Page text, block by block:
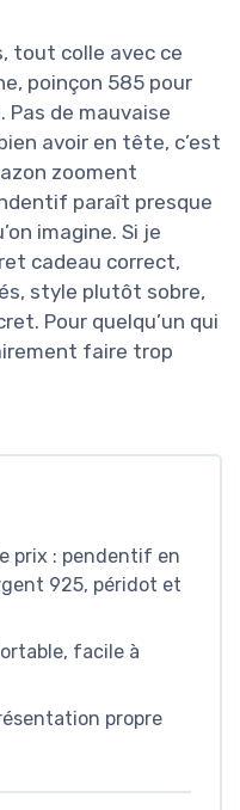
tout colle avec ce
poinçon 585 pour
Pas de mauvaise
avoir en tête, c’est
zooment
paraît presque
imagine. Si je
cadeau correct,
style plutôt sobre,
Pour quelqu’un qui
faire trop
prix : pendentif en
925, péridot et
facile à
propre